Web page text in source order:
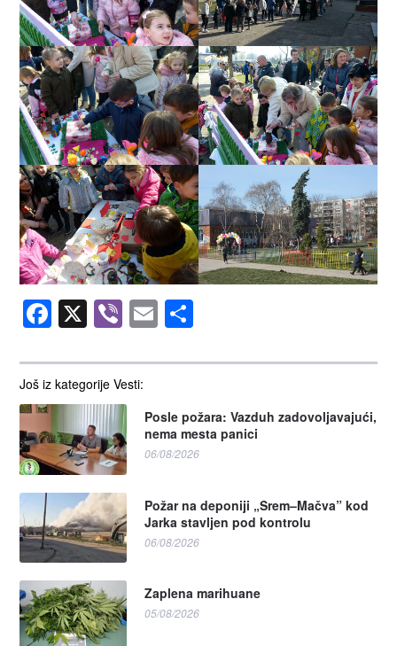
Još iz kategorije Vesti:
Posle požara: Vazduh zadovoljavajući,
nema mesta panici
06/08/2026
Požar na deponiji „Srem–Mačva” kod
Jarka stavljen pod kontrolu
06/08/2026
Zaplena marihuane
05/08/2026
Facebook
X ViberEmail